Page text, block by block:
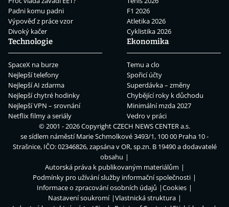
Padni komu padni
Výpověď z práce vzor
Divoký kačer
F1 2026
Atletika 2026
Cyklistika 2026
Technologie
SpaceX na burze
Nejlepší telefony
Nejlepší AI zdarma
Nejlepší chytré hodinky
Nejlepší VPN – srovnání
Netflix filmy a seriály
Ekonomika
Temu a clo
Spořicí účty
Superdávka – změny
Chybějící roky k důchodu
Minimální mzda 2027
Vedro v práci
© 2001 - 2026 CopyrightCZECH NEWS CENTER a.s.
se sídlem náměstí Marie Schmolkové 3493/1, 100 00 Praha 10 -
Strašnice, IČO: 02346826, zapsána v OR, sp.zn. B 19490 a dodavatelé
obsahu
Autorská práva k publikovaným materiálům
Podmínky pro užívání služby informační společnosti
Informace o zpracování osobních údajů
Cookies
Nastavení soukromí
Vlastnická struktura